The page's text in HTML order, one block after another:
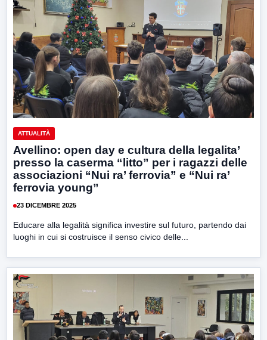
ATTUALITÀ
Avellino: open day e cultura della legalita’
presso la caserma “litto” per i ragazzi delle
associazioni “Nui ra’ ferrovia” e “Nui ra’
ferrovia young”
23 DICEMBRE 2025
Educare alla legalità significa investire sul futuro, partendo dai
luoghi in cui si costruisce il senso civico delle...